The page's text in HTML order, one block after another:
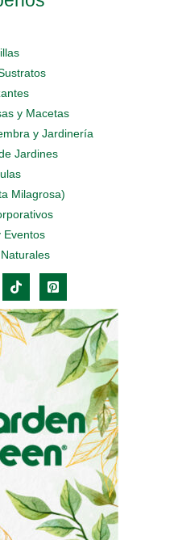
y Macetas
y Jardinería
Jardines
Milagrosa)
Eventos